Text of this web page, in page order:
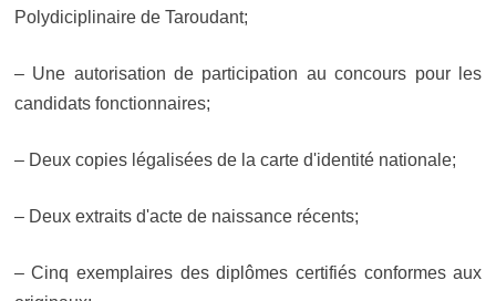
Polydiciplinaire de Taroudant;
– Une autorisation de participation au concours pour les
candidats fonctionnaires;
– Deux copies légalisées de la carte d'identité nationale;
– Deux extraits d'acte de naissance récents;
– Cinq exemplaires des diplômes certifiés conformes aux